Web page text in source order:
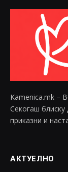
Kamenica.mk –
Секогаш блиску
приказни и
АКТУЕЛНО